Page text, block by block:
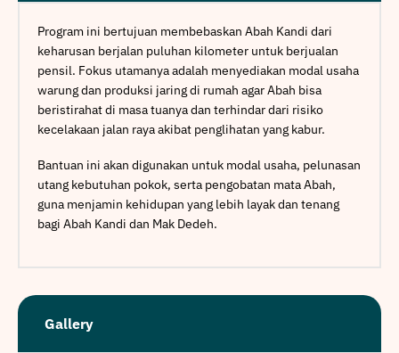
Program ini bertujuan membebaskan Abah Kandi dari
keharusan berjalan puluhan kilometer untuk berjualan
pensil. Fokus utamanya adalah menyediakan modal usaha
warung dan produksi jaring di rumah agar Abah bisa
beristirahat di masa tuanya dan terhindar dari risiko
kecelakaan jalan raya akibat penglihatan yang kabur.
Bantuan ini akan digunakan untuk modal usaha, pelunasan
utang kebutuhan pokok, serta pengobatan mata Abah,
guna menjamin kehidupan yang lebih layak dan tenang
bagi Abah Kandi dan Mak Dedeh.
Gallery